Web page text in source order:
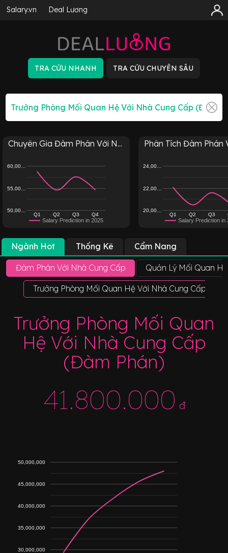
Salary.vn Deal Lương
Chuyên Gia Đàm Phán Với N...
Salary Prediction in 2025
Q1 Q2 Q3 Q4
50,00…
55,00…
60,00…
Phân Tích Đàm Phán
Salary Prediction in
Q1 Q2 Q3
20,00…
22,00…
24,00…
Ngành Hot Thống Kê Cẩm Nang
Đàm Phán Với Nhà Cung Cấp Quản Lý Mối Quan
Trưởng Phòng Mối Quan Hệ Với Nhà Cung Cấp
Trưởng Phòng Mối Quan
Hệ Với Nhà Cung Cấp
(Đàm Phán)
41.800.000 đ
30,000,000
35,000,000
40,000,000
45,000,000
50,000,000